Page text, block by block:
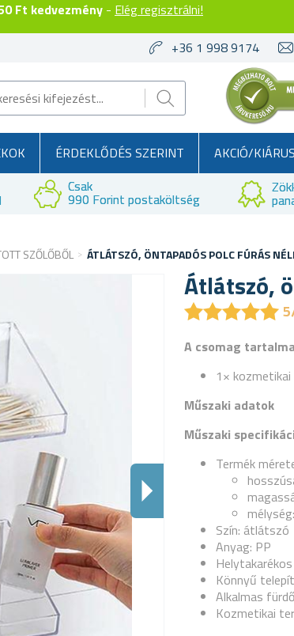
Ft kedvezmény - Elég regisztrálni!
+36 1 998 9174
ÉRDEKLŐDÉS SZERINT AKCIÓ/
Csak
990 Forint postaköltség
SZŐLŐBŐL ÁTLÁTSZÓ, ÖNTAPADÓS POLC FÚRÁS
Átlátszó,
★★★★★
★★★★★
A csomag tartalma
1×
Műszaki adatok
Műszaki
Termék
Szín: átlátszó
Anyag: PP
Helytakarékos
Könnyű
Alkalmas
Kozmetikai